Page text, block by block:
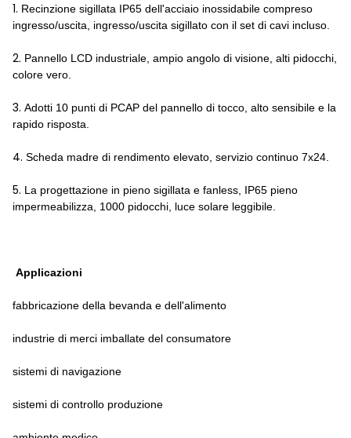
1. Recinzione sigillata IP65 dell'acciaio inossidabile compreso
ingresso/uscita, ingresso/uscita sigillato con il set di cavi incluso.
2. Pannello LCD industriale, ampio angolo di visione, alti pidocchi,
colore vero.
3. Adotti 10 punti di PCAP del pannello di tocco, alto sensibile e la
rapido risposta.
4. Scheda madre di rendimento elevato, servizio continuo 7x24.
5. La progettazione in pieno sigillata e fanless, IP65 pieno
impermeabilizza, 1000 pidocchi, luce solare leggibile.
Applicazioni
fabbricazione della bevanda e dell'alimento
industrie di merci imballate del consumatore
sistemi di navigazione
sistemi di controllo produzione